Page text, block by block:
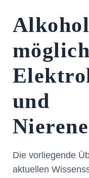
und
Die vorliegende
aktuellen